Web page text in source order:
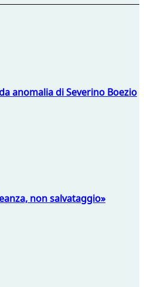
anomalia di Severino Boezio
non salvataggio»